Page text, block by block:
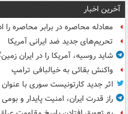
آخرین اخبار
معادله محاصره در برابر محاصره را
تحریم‌های جدید ضد ایرانی آمریکا
شاید روسیه، آمریکا را در ایران
واکنش بقائی به خیالبافی ترامپ
اثر جدید کارتونیست سوری با
راز قدرت ایران، امنیت پایدار و